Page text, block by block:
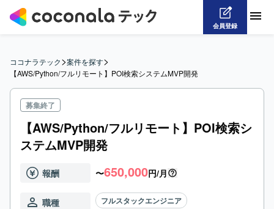
会員登録
ココナラテック>案件を探す>
【AWS/Python/フルリモート】POI検索システムMVP開発
募集終了
【AWS/Python/フルリモート】POI検索シ
ステムMVP開発
報酬 〜650,000円/月
職種 フルスタックエンジニア